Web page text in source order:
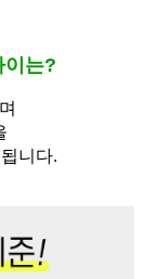
이는?
니다.